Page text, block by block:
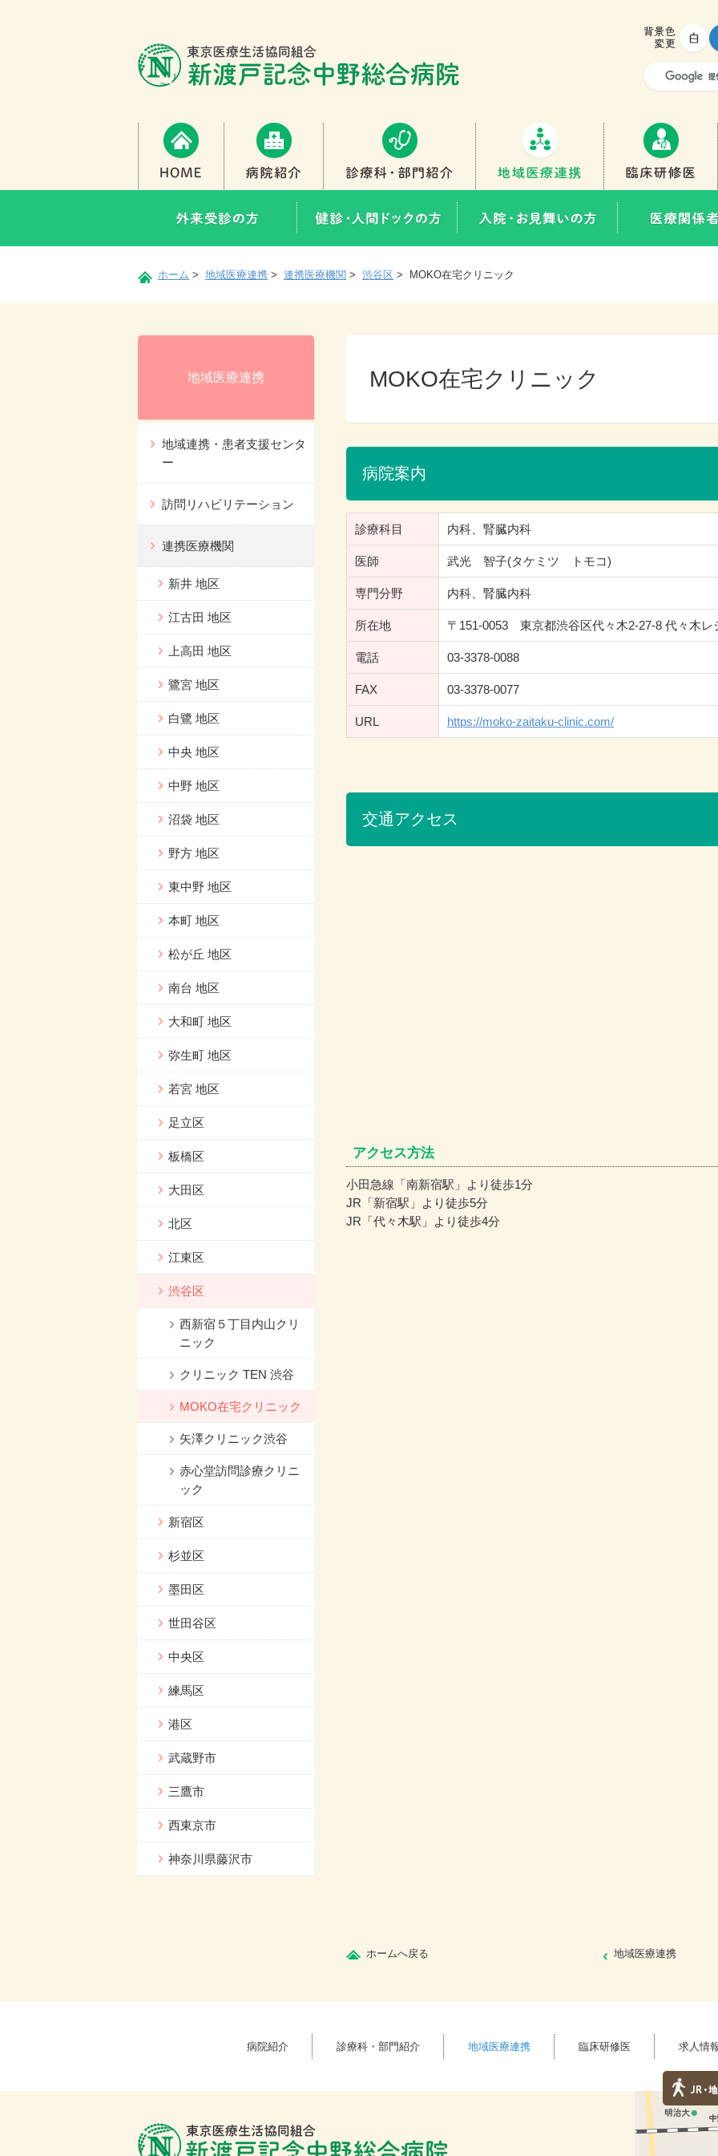
ホーム > 地域医療連携 > 連携医療機関 > 渋谷区 > MOKO在宅クリニック
MOKO在宅クリニック
病院案内
診療科目 内科、腎臓内科
医師 武光 智子(タケミツ トモコ)
専門分野 内科、腎臓内科
所在地 〒151-0053 東京都渋谷区代々木2-27-8 代々木レ
電話 03-3378-0088
FAX 03-3378-0077
URL https://moko-zaitaku-clinic.com/
交通アクセス
アクセス方法
小田急線「南新宿駅」より徒歩1分
JR「新宿駅」より徒歩5分
JR「代々木駅」より徒歩4分
地域医療連携
地域連携・患者支援センタ
ー
訪問リハビリテーション
連携医療機関
新井 地区
江古田 地区
上高田 地区
鷺宮 地区
白鷺 地区
中央 地区
中野 地区
沼袋 地区
野方 地区
東中野 地区
本町 地区
松が丘 地区
南台 地区
大和町 地区
弥生町 地区
若宮 地区
足立区
板橋区
大田区
北区
江東区
渋谷区
西新宿５丁目内山クリ
ニック
クリニック TEN 渋谷
MOKO在宅クリニック
矢澤クリニック渋谷
赤心堂訪問診療クリニ
ック
新宿区
杉並区
墨田区
世田谷区
中央区
練馬区
港区
武蔵野市
三鷹市
西東京市
神奈川県藤沢市
地域医療連携
ホームへ戻る
病院紹介 診療科・部門紹介 地域医療連携 臨床研修医 求人情